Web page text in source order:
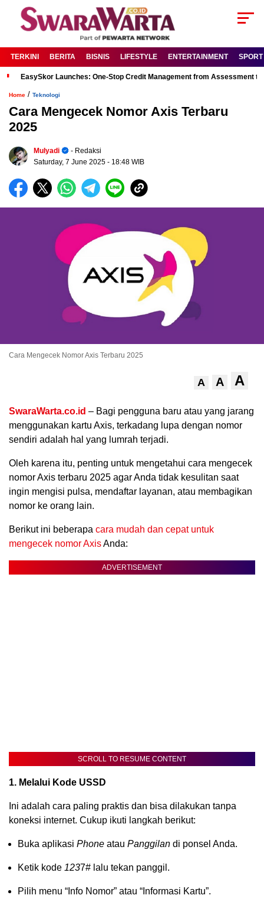
TERKINI BERITA BISNIS LIFESTYLE ENTERTAINMENT SPORT
EasySkor Launches: One-Stop Credit Management from Assessment
Home / Teknologi
Cara Mengecek Nomor Axis Terbaru
2025
Mulyadi
- Redaksi
Saturday, 7 June 2025 - 18:48 WIB
Cara Mengecek Nomor Axis Terbaru 2025
A A A
SwaraWarta.co.id – Bagi pengguna baru atau yang jarang
menggunakan kartu Axis, terkadang lupa dengan nomor
sendiri adalah hal yang lumrah terjadi.
Oleh karena itu, penting untuk mengetahui cara mengecek
nomor Axis terbaru 2025 agar Anda tidak kesulitan saat
ingin mengisi pulsa, mendaftar layanan, atau membagikan
nomor ke orang lain.
Berikut ini beberapa cara mudah dan cepat untuk
mengecek nomor AxisAnda:
ADVERTISEMENT
SCROLL TO RESUME CONTENT
1. Melalui Kode USSD
Ini adalah cara paling praktis dan bisa dilakukan tanpa
koneksi internet. Cukup ikuti langkah berikut:
Buka aplikasi Phone atau Panggilan di ponsel Anda.
Ketik kode 1237# lalu tekan panggil.
Pilih menu “Info Nomor” atau “Informasi Kartu”.